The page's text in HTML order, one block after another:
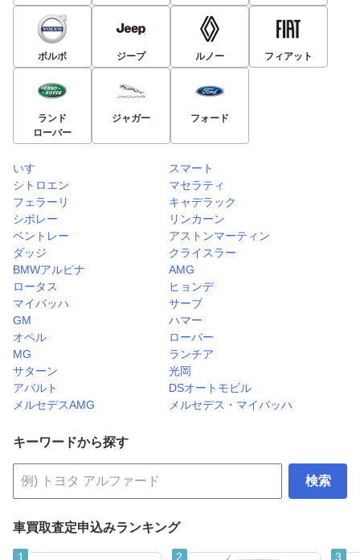
ボルボ ジープ ルノー フィアット
ランド
ローバー
ジャガー フォード
いすゞ
スマート
シトロエン
マセラティ
フェラーリ
キャデラック
シボレー
リンカーン
ベントレー
アストンマーティン
ダッジ
クライスラー
BMWアルピナ
AMG
ロータス
ヒョンデ
マイバッハ
サーブ
GM
ハマー
オペル
ローバー
MG
ランチア
サターン
光岡
アバルト
DSオートモビル
メルセデスAMG
メルセデス・マイバッハ
キーワードから探す
検索
車買取査定申込みランキング